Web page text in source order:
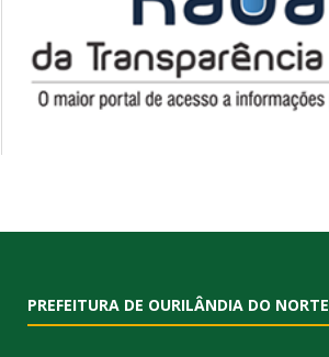
PREFEITURA DE OURILÂNDIA DO NORTE